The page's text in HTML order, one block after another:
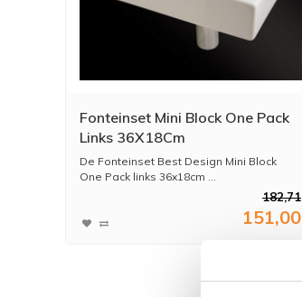
Fonteinset Mini Block One Pack
Links 36X18Cm
De Fonteinset Best Design Mini Block
One Pack links 36x18cm ...
182,71
151,00